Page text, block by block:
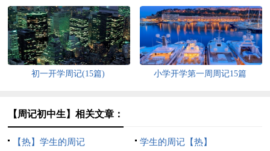
初一开学周记(15篇) 小学开学第一周周记15篇
【周记初中生】相关文章：
【热】学生的周记
学生的周记【热】